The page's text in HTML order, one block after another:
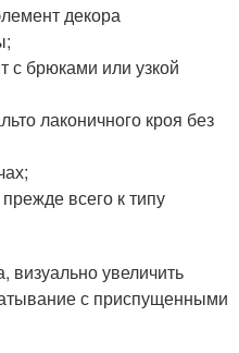
декора
с брюками или узкой
лаконичного кроя без
всего к типу
визуально увеличить
с приспущенными